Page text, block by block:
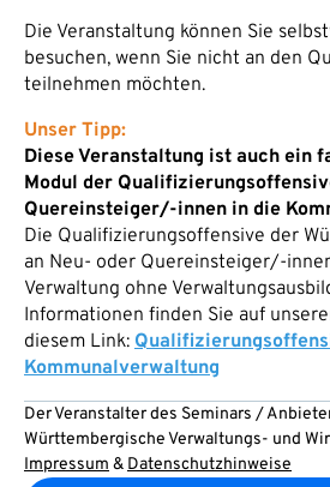
Die Veranstaltung können Sie
besuchen, wenn Sie nicht an den
teilnehmen möchten.
Unser Tipp:
Diese Veranstaltung ist auch ein
Modul der
Quereinsteiger/-innen in die
Die Qualifizierungsoffensive der
an Neu- oder Quereinsteiger/-
Verwaltung ohne
Informationen finden Sie auf
diesem Link:
Kommunalverwaltung
Der Veranstalter des Seminars /
Württembergische Verwaltungs- und
Impressum & Datenschutzhinweise